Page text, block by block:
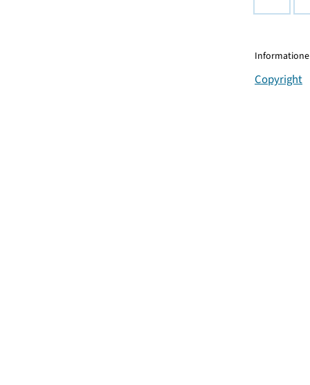
Copyright